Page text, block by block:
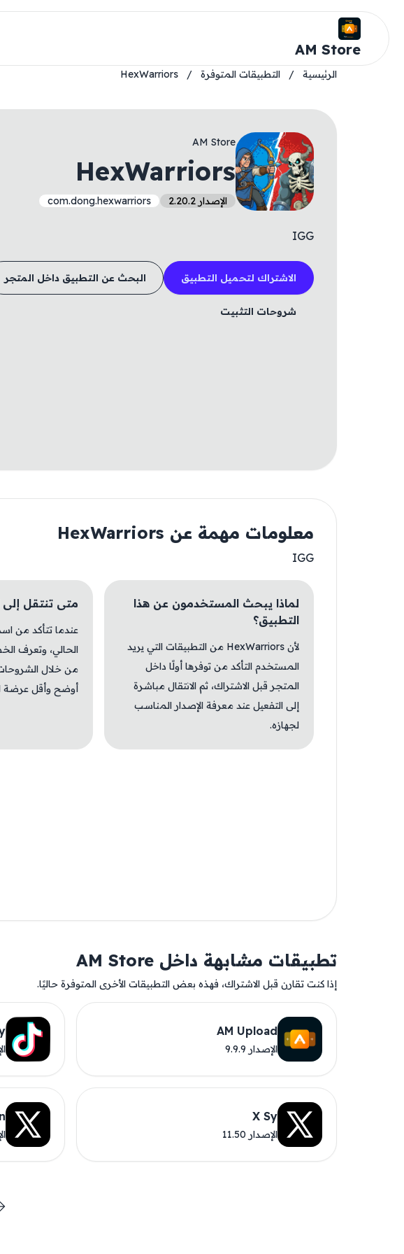
AM Store
الرئيسية / التطبيقات المتوفرة /
HexWarriors
AM Store
HexWarriors
الإصدار 2.20.2 com.dong.hexwarriors
IGG
الاشتراك لتحميل التطبيق البحث عن التطبيق داخل المتجر
شروحات التثبيت
معلومات مهمة عن HexWarriors
IGG
لماذا يبحث المستخدمون عن هذا
التطبيق؟
لأن HexWarriors من التطبيقات التي يريد
المستخدم التأكد من توفرها أولًا داخل
المتجر قبل الاشتراك، ثم الانتقال مباشرة
إلى التفعيل عند معرفة الإصدار المناسب
لجهازه.
متى تنتقل إلى
عندما تتأكد من
الحالي، وتعرف
من خلال
أوضح وأقل عرضة
تطبيقات مشابهة داخل AM Store
إذا كنت تقارن قبل الاشتراك، فهذه بعض التطبيقات الأخرى المتوفرة حاليًا.
AM Upload
الإصدار 9.9.9
X Sy
الإصدار 11.50